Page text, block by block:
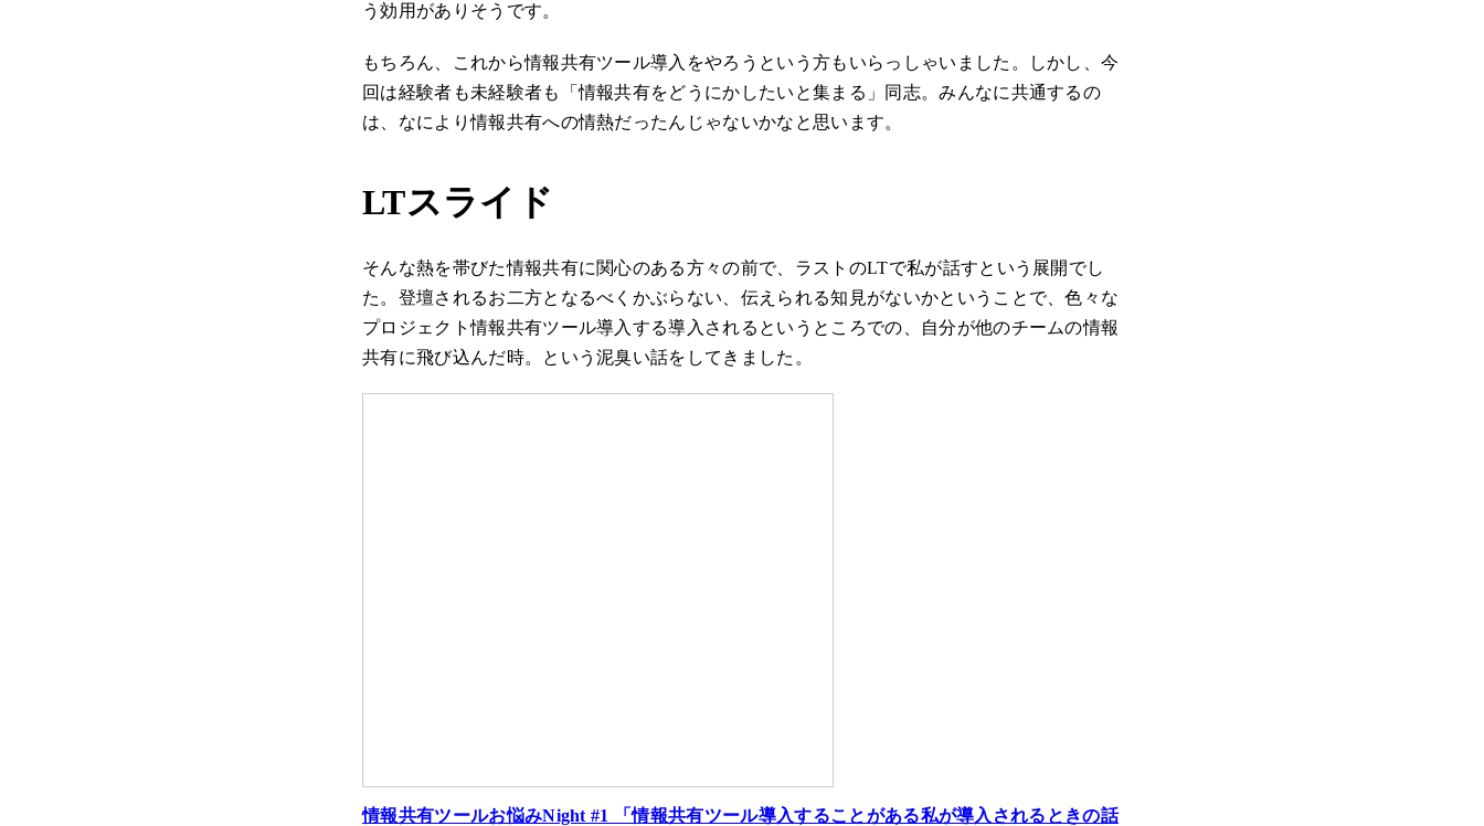
う効用がありそうです。
もちろん、これから情報共有ツール導入をやろうという方もいらっしゃいました。しかし、今
回は経験者も未経験者も「情報共有をどうにかしたいと集まる」同志。みんなに共通するの
は、なにより情報共有への情熱だったんじゃないかなと思います。
LTスライド
そんな熱を帯びた情報共有に関心のある方々の前で、ラストのLTで私が話すという展開でし
た。登壇されるお二方となるべくかぶらない、伝えられる知見がないかということで、色々な
プロジェクト情報共有ツール導入する導入されるというところでの、自分が他のチームの情報
共有に飛び込んだ時。という泥臭い話をしてきました。
情報共有ツールお悩みNight #1 「情報共有ツール導入することがある私が導入されるときの話